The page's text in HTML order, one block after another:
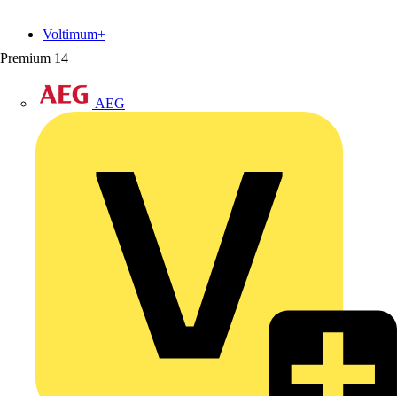
Premium 14
AEG
Voltimum+